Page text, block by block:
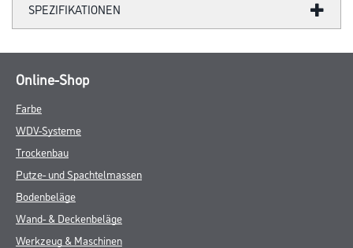
SPEZIFIKATIONEN
Online-Shop
Farbe
WDV-Systeme
Trockenbau
Putze- und Spachtelmassen
Bodenbeläge
Wand- & Deckenbeläge
Werkzeug & Maschinen